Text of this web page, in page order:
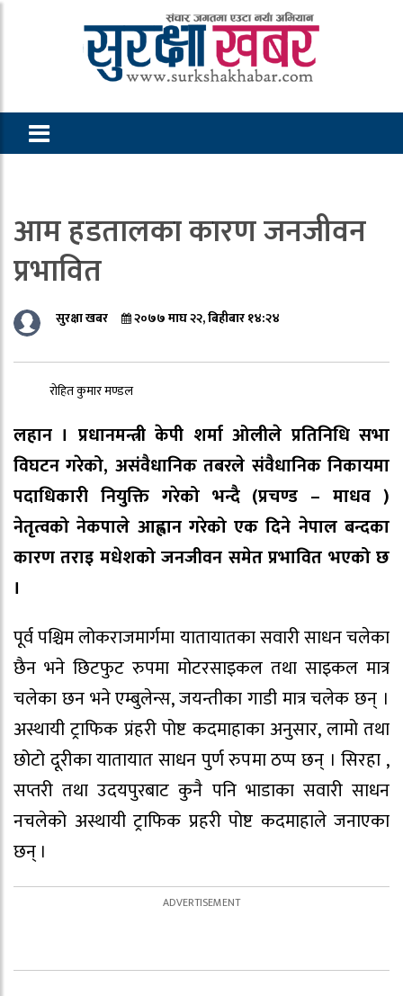
आम हडतालका कारण जनजीवन
प्रभावित
सुरक्षा खबर २०७७ माघ २२, बिहीबार १४:२४
रोहित कुमार मण्डल
लहान । प्रधानमन्त्री केपी शर्मा ओलीले प्रतिनिधि सभा
विघटन गरेको, असंवैधानिक तबरले संवैधानिक निकायमा
पदाधिकारी नियुक्ति गरेको भन्दै (प्रचण्ड – माधव )
नेतृत्वको नेकपाले आह्वान गरेको एक दिने नेपाल बन्दका
कारण तराइ मधेशको जनजीवन समेत प्रभावित भएको छ
।
पूर्व पश्चिम लोकराजमार्गमा यातायातका सवारी साधन चलेका
छैन भने छिटफुट रुपमा मोटरसाइकल तथा साइकल मात्र
चलेका छन भने एम्बुलेन्स, जयन्तीका गाडी मात्र चलेक छन् ।
अस्थायी ट्राफिक प्रंहरी पोष्ट कदमाहाका अनुसार, लामो तथा
छोटो दूरीका यातायात साधन पुर्ण रुपमा ठप्प छन् । सिरहा ,
सप्तरी तथा उदयपुरबाट कुनै पनि भाडाका सवारी साधन
नचलेको अस्थायी ट्राफिक प्रहरी पोष्ट कदमाहाले जनाएका
छन् ।